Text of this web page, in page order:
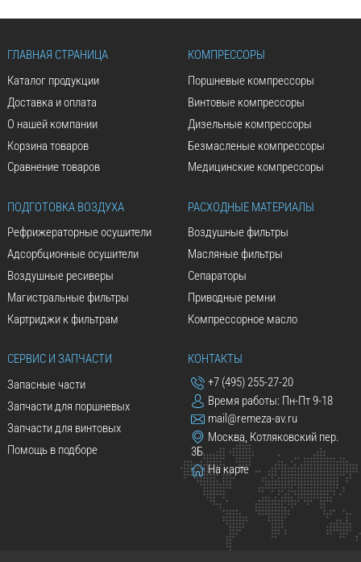
ГЛАВНАЯ СТРАНИЦА
Каталог продукции
Доставка и оплата
О нашей компании
Корзина товаров
Сравнение товаров
КОМПРЕССОРЫ
Поршневые компрессоры
Винтовые компрессоры
Дизельные компрессоры
Безмасленые компрессоры
Медицинские компрессоры
ПОДГОТОВКА ВОЗДУХА
Рефрижераторные осушители
Адсорбционные осушители
Воздушные ресиверы
Магистральные фильтры
Картриджи к фильтрам
РАСХОДНЫЕ МАТЕРИАЛЫ
Воздушные фильтры
Масляные фильтры
Сепараторы
Приводные ремни
Компрессорное масло
СЕРВИС И ЗАПЧАСТИ
Запасные части
Запчасти для поршневых
Запчасти для винтовых
Помощь в подборе
КОНТАКТЫ
+7 (495) 255-27-20
Время работы: Пн-Пт 9-18
mail@remeza-av.ru
Москва, Котляковский пер.
3Б
На карте